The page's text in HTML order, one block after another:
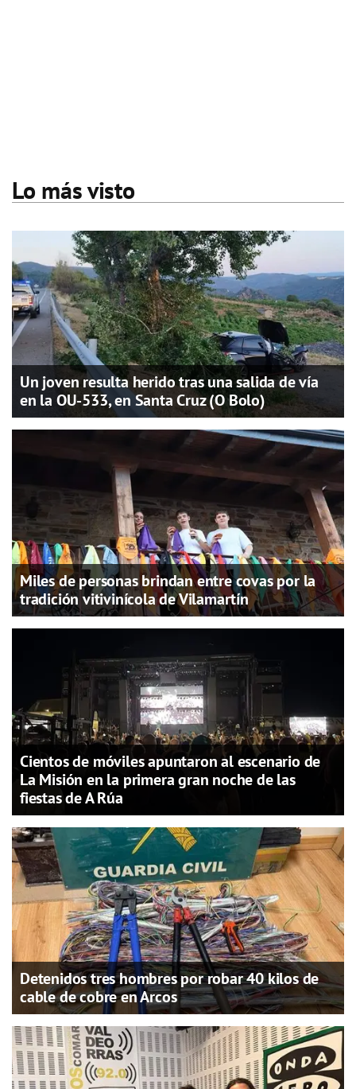
Lo más visto
Un joven resulta herido tras una salida de vía
en la OU-533, en Santa Cruz (O Bolo)
Miles de personas brindan entre covas por la
tradición vitivinícola de Vilamartín
Cientos de móviles apuntaron al escenario de
La Misión en la primera gran noche de las
fiestas de A Rúa
Detenidos tres hombres por robar 40 kilos de
cable de cobre en Arcos